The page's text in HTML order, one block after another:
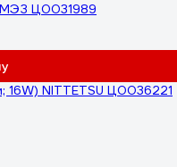
МЭЗ Ц0031989